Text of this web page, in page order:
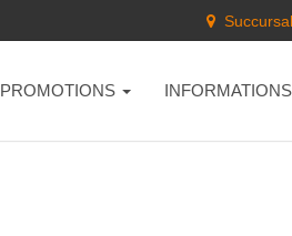
PROMOTIONS INFORMATIONS